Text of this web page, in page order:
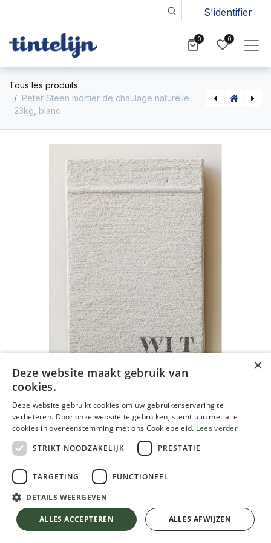
S'identifier
0 0
Tous les produits
Peter Steen mortier de chaulage naturelle
23kg, blanc
Peter Steen mortier de chaulage
naturelle 23kg, blanc
67,50€
Peter Steen
×
Deze website maakt gebruik van
cookies.
Deze website gebruikt cookies om uw gebruikerservaring te
verbeteren. Door onze website te gebruiken, stemt u in met alle
cookies in overeenstemming met ons Cookiebeleid. Lees verder
STRIKT NOODZAKELIJK
PRESTATIE
TARGETING FUNCTIONEEL
DETAILS WEERGEVEN
ALLES ACCEPTEREN ALLES AFWIJZEN